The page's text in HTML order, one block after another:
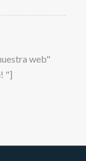
web"
"]